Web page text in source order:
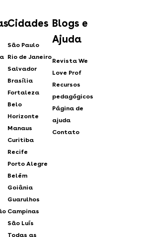
Cidades
São Paulo
Rio de Janeiro
Salvador
Brasília
Fortaleza
Belo
Horizonte
Manaus
Curitiba
Recife
Porto Alegre
Belém
Goiânia
Guarulhos
Campinas
São Luís
Todas as
Blogs e
Ajuda
Revista We
Love Prof
Recursos
pedagógicos
Página de
ajuda
Contato